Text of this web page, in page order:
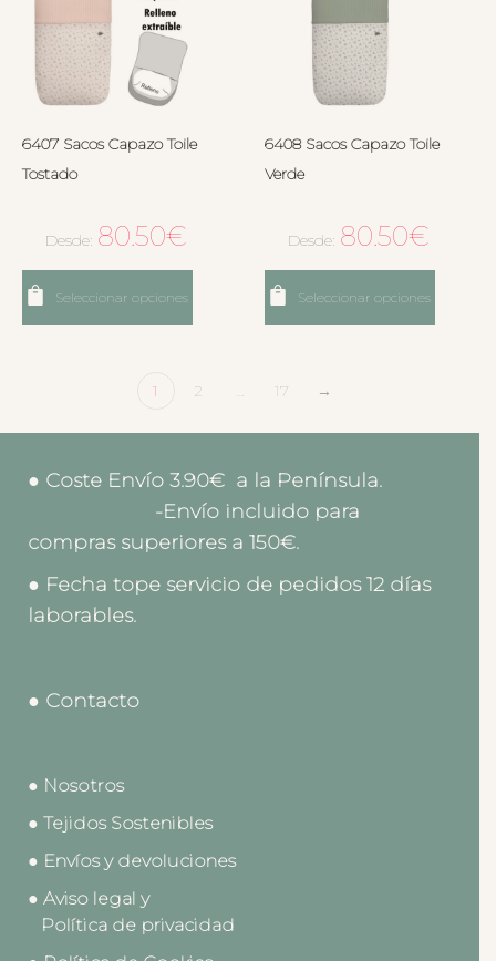
6407 Sacos Capazo Toile
Tostado
Desde: 80.50€
Seleccionar opciones
6408 Sacos Capazo Toile
Verde
Desde: 80.50€
Seleccionar opciones
1 2 … 17 →
● Coste Envío 3.90€ a la Península.
-Envío incluido para
compras superiores a 150€.
● Fecha tope servicio de pedidos 12 días
laborables.
● Contacto
● Nosotros
● Tejidos Sostenibles
● Envíos y devoluciones
● Aviso legal y
Política de privacidad